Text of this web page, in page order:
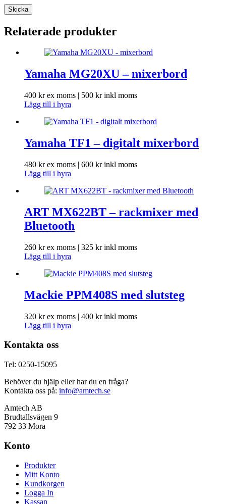
Skicka
Relaterade produkter
Yamaha MG20XU – mixerbord
400 krex moms | 500 krinkl moms
Lägg till i hyra
Yamaha TF1 – digitalt mixerbord
480 krex moms | 600 krinkl moms
Lägg till i hyra
ART MX622BT – rackmixer med
Bluetooth
260 krex moms | 325 krinkl moms
Lägg till i hyra
Mackie PPM408S med slutsteg
320 krex moms | 400 krinkl moms
Lägg till i hyra
Kontakta oss
Tel: 0250-15095
Behöver du hjälp eller har du en fråga?
Kontakta oss på: info@amtech.se
Amtech AB
Brudtallsvägen 9
792 33 Mora
Konto
Produkter
Mitt Konto
Kundkorgen
Logga In
Kassan